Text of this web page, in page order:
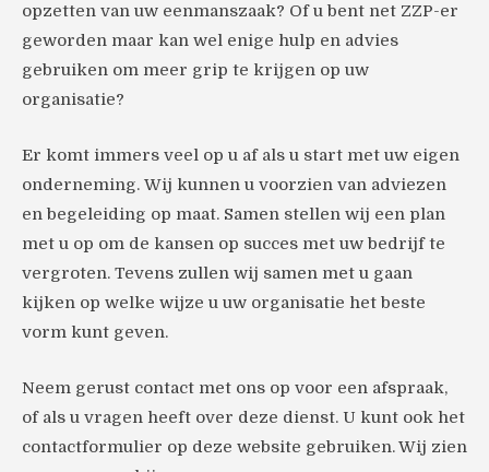
opzetten van uw eenmanszaak? Of u bent net ZZP-er
geworden maar kan wel enige hulp en advies
gebruiken om meer grip te krijgen op uw
organisatie?
Er komt immers veel op u af als u start met uw eigen
onderneming. Wij kunnen u voorzien van adviezen
en begeleiding op maat. Samen stellen wij een plan
met u op om de kansen op succes met uw bedrijf te
vergroten. Tevens zullen wij samen met u gaan
kijken op welke wijze u uw organisatie het beste
vorm kunt geven.
Neem gerust contact met ons op voor een afspraak,
of als u vragen heeft over deze dienst. U kunt ook het
contactformulier op deze website gebruiken. Wij zien